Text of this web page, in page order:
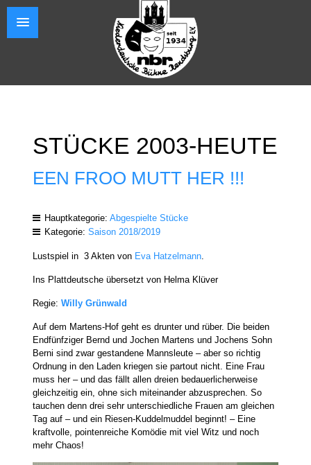
STÜCKE 2003-HEUTE
EEN FROO MUTT HER !!!
Hauptkategorie: Abgespielte Stücke
Kategorie: Saison 2018/2019
Lustspiel in 3 Akten von Eva Hatzelmann.
Ins Plattdeutsche übersetzt von Helma Klüver
Regie: Willy Grünwald
Auf dem Martens-Hof geht es drunter und rüber. Die beiden
Endfünfziger Bernd und Jochen Martens und Jochens Sohn
Berni sind zwar gestandene Mannsleute – aber so richtig
Ordnung in den Laden kriegen sie partout nicht. Eine Frau
muss her – und das fällt allen dreien bedauerlicherweise
gleichzeitig ein, ohne sich miteinander abzusprechen. So
tauchen denn drei sehr unterschiedliche Frauen am gleichen
Tag auf – und ein Riesen-Kuddelmuddel beginnt! – Eine
kraftvolle, pointenreiche Komödie mit viel Witz und noch
mehr Chaos!